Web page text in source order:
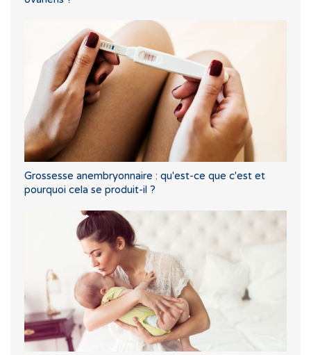
Grossesse anembryonnaire : qu'est-ce que c'est et
pourquoi cela se produit-il ?